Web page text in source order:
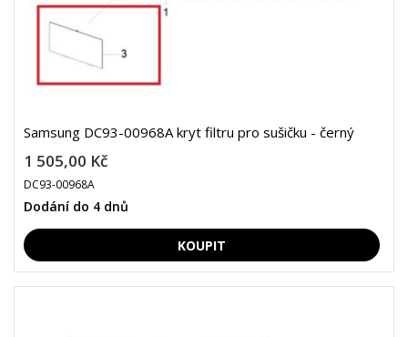
Samsung DC93-00968A kryt filtru pro sušičku - černý
1 505,00 Kč
DC93-00968A
Dodání do 4 dnů